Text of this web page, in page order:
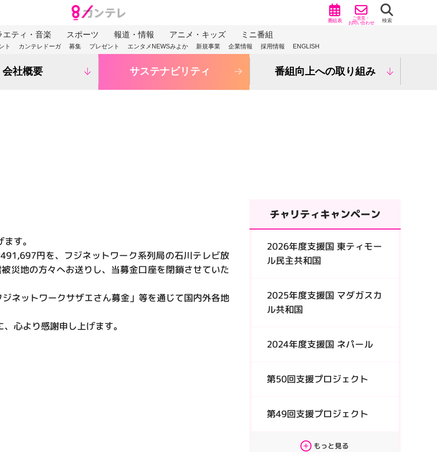
番組表 ご意見・
お問い合わせ 検索
エティ・音楽 スポーツ 報道・情報 アニメ・キッズ ミニ番組
ト カンテレドーガ 募集 プレゼント エンタメNEWSみよか 新規事業 企業情報 採用情報 ENGLISH
会社概要 サステナビリティ 番組向上への取り組み
す。
円を、フジネットワーク系列局の石川テレビ放
災地の方々へお送りし、当募金口座を閉鎖させていた
ネットワークサザエさん募金」等を通じて国内外各地
心より感謝申し上げます。
2026年度支援国 東ティモー
ル民主共和国
2025年度支援国 マダガスカ
ル共和国
2024年度支援国 ネパール
第50回支援プロジェクト
第49回支援プロジェクト
もっと見る